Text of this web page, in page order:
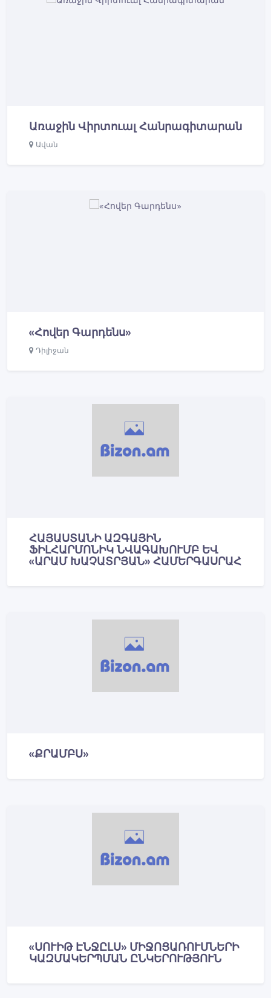
Առաջին Վիրտուալ Հանրագիտարան
Ավան
«Հովեր Գարդենս»
Դիլիջան
ՀԱՅԱՍՏԱՆԻ ԱԶԳԱՅԻՆ
ՖԻԼՀԱՐՄՈՆԻԿ ՆՎԱԳԱԽՈՒՄԲ ԵՎ
«ԱՐԱՄ ԽԱՉԱՏՐՅԱՆ» ՀԱՄԵՐԳԱՍՐԱՀ
«ՔՐԱՄԲՍ»
«ՍՈՒԻԹ ԷՆՋԸԼՍ» ՄԻՋՈՑԱՌՈՒՄՆԵՐԻ
ԿԱԶՄԱԿԵՐՊՄԱՆ ԸՆԿԵՐՈՒԹՅՈՒՆ